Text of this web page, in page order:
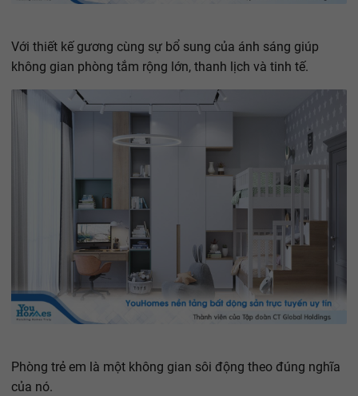
Với thiết kế gương cùng sự bổ sung của ánh sáng giúp
không gian phòng tắm rộng lớn, thanh lịch và tinh tế.
Phòng trẻ em là một không gian sôi động theo đúng nghĩa
của nó.